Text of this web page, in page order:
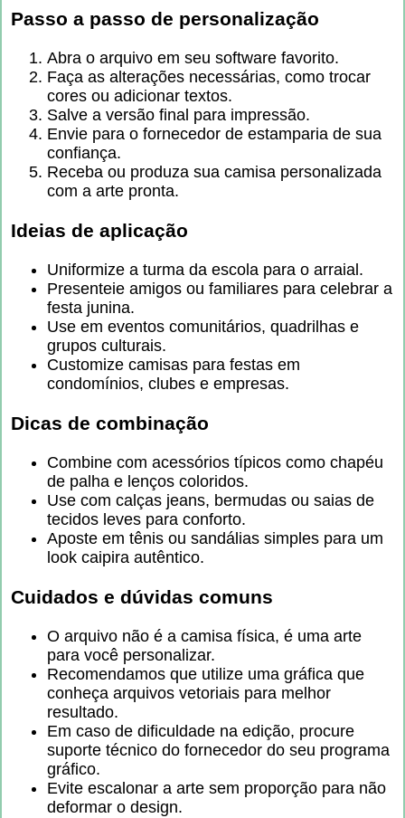
Passo a passo de personalização
Abra o arquivo em seu software favorito.
Faça as alterações necessárias, como trocar
cores ou adicionar textos.
Salve a versão final para impressão.
Envie para o fornecedor de estamparia de sua
confiança.
Receba ou produza sua camisa personalizada
com a arte pronta.
Ideias de aplicação
Uniformize a turma da escola para o arraial.
Presenteie amigos ou familiares para celebrar a
festa junina.
Use em eventos comunitários, quadrilhas e
grupos culturais.
Customize camisas para festas em
condomínios, clubes e empresas.
Dicas de combinação
Combine com acessórios típicos como chapéu
de palha e lenços coloridos.
Use com calças jeans, bermudas ou saias de
tecidos leves para conforto.
Aposte em tênis ou sandálias simples para um
look caipira autêntico.
Cuidados e dúvidas comuns
O arquivo não é a camisa física, é uma arte
para você personalizar.
Recomendamos que utilize uma gráfica que
conheça arquivos vetoriais para melhor
resultado.
Em caso de dificuldade na edição, procure
suporte técnico do fornecedor do seu programa
gráfico.
Evite escalonar a arte sem proporção para não
deformar o design.